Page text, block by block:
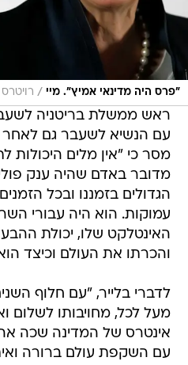
"פרס היה מדינאי אמיץ". מיי / רויטרס
ראש ממשלת בריטניה
עם הנשיא לשעבר גם לאחר
מסר כי "אין מלים
מדובר באדם שהיה ענק
הגדולים בזמננו ובכל
עמוקות. הוא היה עבורי
האינטלקט שלו, יכולת
והכרתו את העולם וכיצד
לדברי בלייר, "עם חלוף
מעל לכל, מחויבותו לשלום
אינטרס של המדינה שכה
עם השקפת עולם ברורה